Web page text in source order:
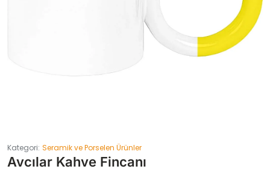
Kategori: Seramik ve Porselen Ürünler
Avcılar Kahve Fincanı